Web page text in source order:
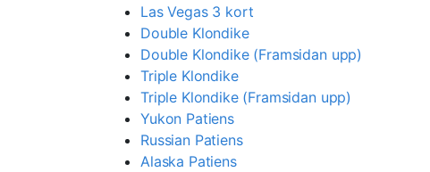
Las Vegas 3 kort
Double Klondike
Double Klondike (Framsidan upp)
Triple Klondike
Triple Klondike (Framsidan upp)
Yukon Patiens
Russian Patiens
Alaska Patiens